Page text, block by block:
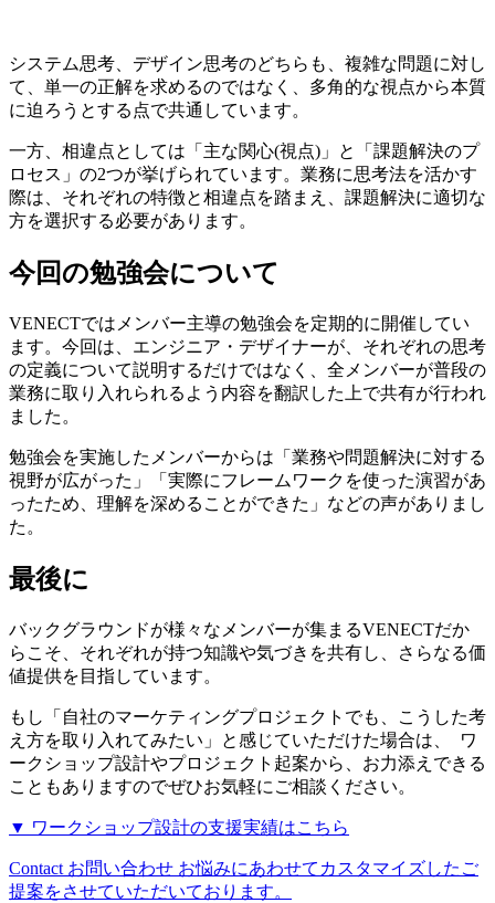
システム思考、デザイン思考のどちらも、複雑な問題に対し
て、単一の正解を求めるのではなく、多角的な視点から本質
に迫ろうとする点で共通しています。
一方、相違点としては「主な関心(視点)」と「課題解決のプ
ロセス」の2つが挙げられています。業務に思考法を活かす
際は、それぞれの特徴と相違点を踏まえ、課題解決に適切な
方を選択する必要があります。
今回の勉強会について
VENECTではメンバー主導の勉強会を定期的に開催してい
ます。今回は、エンジニア・デザイナーが、それぞれの思考
の定義について説明するだけではなく、全メンバーが普段の
業務に取り入れられるよう内容を翻訳した上で共有が行われ
ました。
勉強会を実施したメンバーからは「業務や問題解決に対する
視野が広がった」「実際にフレームワークを使った演習があ
ったため、理解を深めることができた」などの声がありまし
た。
最後に
バックグラウンドが様々なメンバーが集まるVENECTだか
らこそ、それぞれが持つ知識や気づきを共有し、さらなる価
値提供を目指しています。
もし「自社のマーケティングプロジェクトでも、こうした考
え方を取り入れてみたい」と感じていただけた場合は、 ワ
ークショップ設計やプロジェクト起案から、お力添えできる
こともありますのでぜひお気軽にご相談ください。
▼ ワークショップ設計の支援実績はこちら
Contact お問い合わせ お悩みにあわせてカスタマイズしたご
提案をさせていただいております。